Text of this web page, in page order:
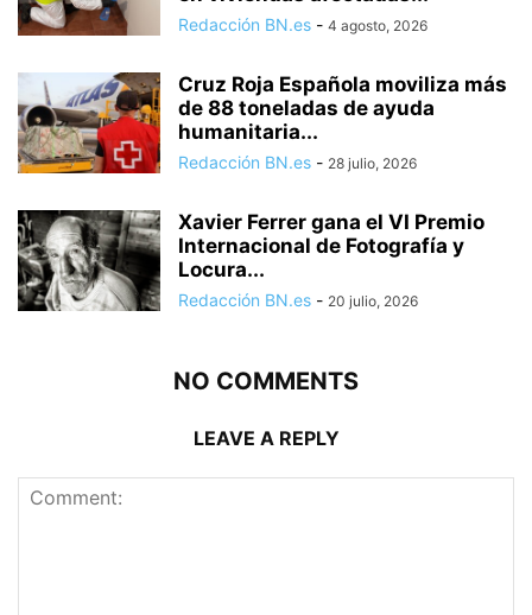
Redacción BN.es - 4 agosto, 2026
Cruz Roja Española moviliza más
de 88 toneladas de ayuda
humanitaria...
Redacción BN.es - 28 julio, 2026
Xavier Ferrer gana el VI Premio
Internacional de Fotografía y
Locura...
Redacción BN.es - 20 julio, 2026
NO COMMENTS
LEAVE A REPLY